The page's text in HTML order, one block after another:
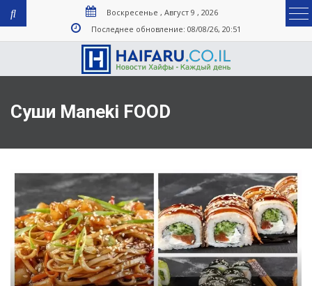
Воскресенье , Август 9 , 2026
Последнее обновление: 08/08/26, 20:51
Суши Maneki FOOD